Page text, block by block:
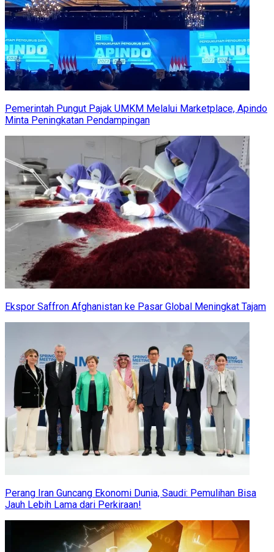
Pemerintah Pungut Pajak UMKM Melalui Marketplace, Apindo
Minta Peningkatan Pendampingan
Ekspor Saffron Afghanistan ke Pasar Global Meningkat Tajam
Perang Iran Guncang Ekonomi Dunia, Saudi: Pemulihan Bisa
Jauh Lebih Lama dari Perkiraan!